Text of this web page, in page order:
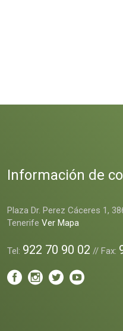
Información de
Plaza Dr. Perez Cáceres 1,
TenerifeVer Mapa
Tel: 922 70 90 02 // Fax: